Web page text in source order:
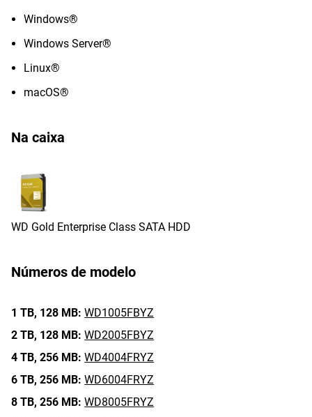
Windows®
Windows Server®
Linux®
macOS®
Na caixa
WD Gold Enterprise Class SATA HDD
Números de modelo
1 TB, 128 MB: WD1005FBYZ
2 TB, 128 MB: WD2005FBYZ
4 TB, 256 MB: WD4004FRYZ
6 TB, 256 MB: WD6004FRYZ
8 TB, 256 MB: WD8005FRYZ